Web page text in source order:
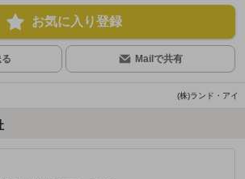
お気に入り登録
Mailで共有
(株)ランド・アイ